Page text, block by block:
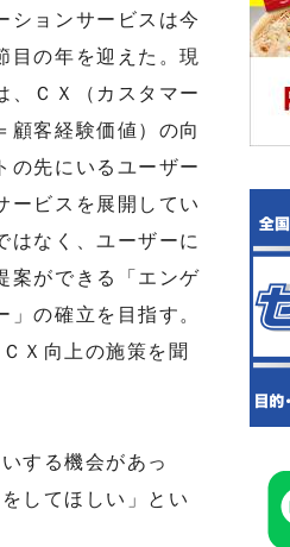
ョンサービスは今
目の年を迎えた。現
、ＣＸ（カスタマー
顧客経験価値）の向
の先にいるユーザー
ービスを展開してい
はなく、ユーザーに
案ができる「エンゲ
」の確立を目指す。
Ｘ向上の施策を聞
する機会があっ
してほしい」とい